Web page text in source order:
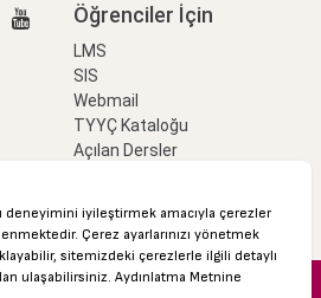
Öğrenciler İçin
LMS
SIS
Webmail
TYYÇ Kataloğu
Açılan Dersler